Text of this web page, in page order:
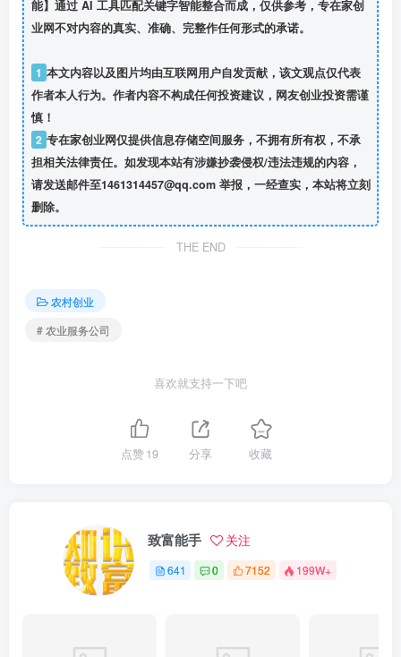
能】通过 AI 工具匹配关键字智能整合而成，仅供参考，专在家创
业网不对内容的真实、准确、完整作任何形式的承诺。
1 本文内容以及图片均由互联网用户自发贡献，该文观点仅代表
作者本人行为。作者内容不构成任何投资建议，网友创业投资需谨
慎！
2 专在家创业网仅提供信息存储空间服务，不拥有所有权，不承
担相关法律责任。如发现本站有涉嫌抄袭侵权/违法违规的内容，
请发送邮件至1461314457@qq.com 举报，一经查实，本站将立刻
删除。
THE END
农村创业
# 农业服务公司
喜欢就支持一下吧
点赞19 分享 收藏
致富能手 关注
641 0 7152 199W+